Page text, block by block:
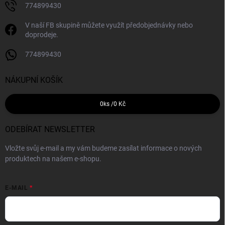
774899430
V naší FB skupině můžete využít předobjednávky nebo
doprodeje.
774899430
NÁKUPNÍ KOŠÍK
0 ks /0 Kč
ODEBÍRAT NEWSLETTER
Vložte svůj e-mail a my vám budeme zasílat informace o nových
produktech na našem e-shopu.
E-MAIL